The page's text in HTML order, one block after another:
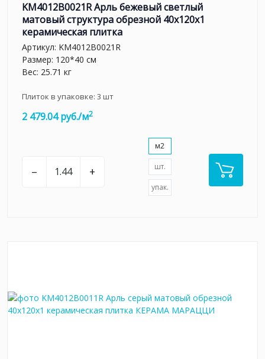
KM4012B0021R Арль бежевый светлый
матовый структура обрезной 40x120x1
керамическая плитка
Артикул: KM4012B0021R
Размер: 120*40 см
Вес: 25.71 кг
Плиток в упаковке: 3 шт
2 479.04 руб./м2
– +
м2
шт.
упак.